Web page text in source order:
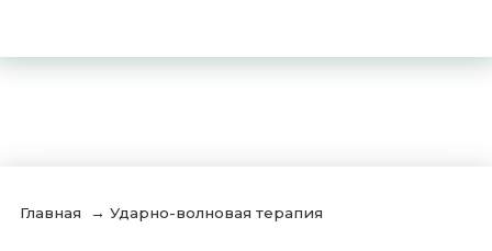
Главная → Ударно-волновая терапия